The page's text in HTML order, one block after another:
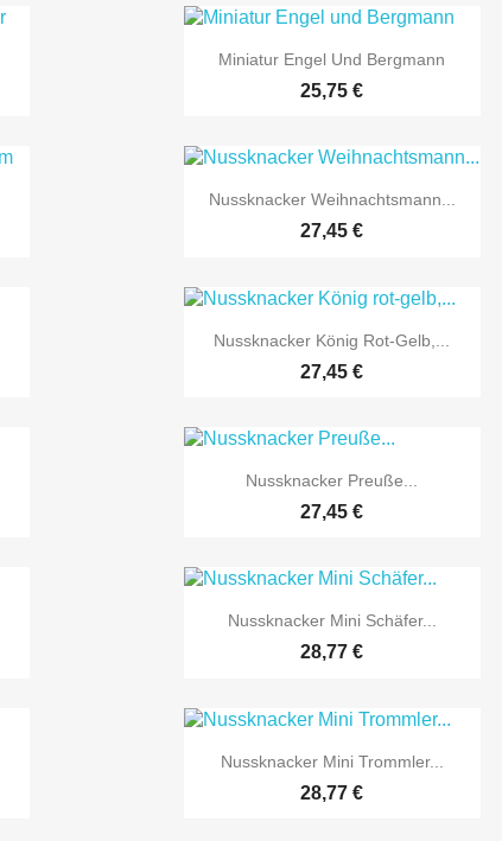
 Vorschau
Miniatur Engel Und Bergmann
25,75 €
 Vorschau
Nussknacker Weihnachtsmann...
27,45 €
 Vorschau
Nussknacker König Rot-Gelb,...
27,45 €
 Vorschau
Nussknacker Preuße...
27,45 €
 Vorschau
Nussknacker Mini Schäfer...
28,77 €
 Vorschau
Nussknacker Mini Trommler...
28,77 €